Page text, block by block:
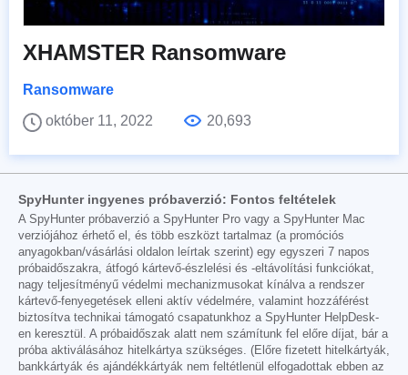
XHAMSTER Ransomware
Ransomware
október 11, 2022
20,693
SpyHunter ingyenes próbaverzió: Fontos feltételek
A SpyHunter próbaverzió a SpyHunter Pro vagy a SpyHunter Mac
verziójához érhető el, és több eszközt tartalmaz (a promóciós
anyagokban/vásárlási oldalon leírtak szerint) egy egyszeri 7 napos
próbaidőszakra, átfogó kártevő-észlelési és -eltávolítási funkciókat,
nagy teljesítményű védelmi mechanizmusokat kínálva a rendszer
kártevő-fenyegetések elleni aktív védelmére, valamint hozzáférést
biztosítva technikai támogató csapatunkhoz a SpyHunter HelpDesk-
en keresztül. A próbaidőszak alatt nem számítunk fel előre díjat, bár a
próba aktiválásához hitelkártya szükséges. (Előre fizetett hitelkártyák,
bankkártyák és ajándékkártyák nem feltétlenül elfogadottak ebben az